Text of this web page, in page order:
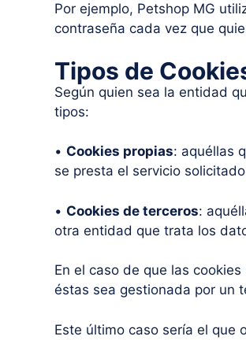
Por ejemplo, Petshop MG
contraseña cada vez que
Tipos de
Según quien sea la entidad
tipos:
• Cookies propias: aquéllas
se presta el servicio
• Cookies de terceros:
otra entidad que trata los
En el caso de que las
éstas sea gestionada por un
Este último caso sería el que